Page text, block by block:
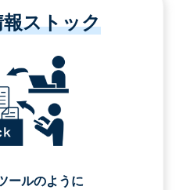
ストック
ールのように